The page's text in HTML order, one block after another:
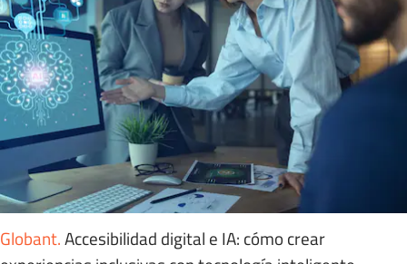
Globant.Accesibilidad digital e IA: cómo crear